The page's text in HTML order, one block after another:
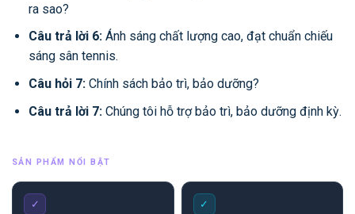
ra sao?
Câu trả lời 6:Ánh sáng chất lượng cao, đạt chuẩn chiếu
sáng sân tennis.
Câu hỏi 7:Chính sách bảo trì, bảo dưỡng?
Câu trả lời 7:Chúng tôi hỗ trợ bảo trì, bảo dưỡng định kỳ.
SẢN PHẨM NỔI BẬT
✓ ✓